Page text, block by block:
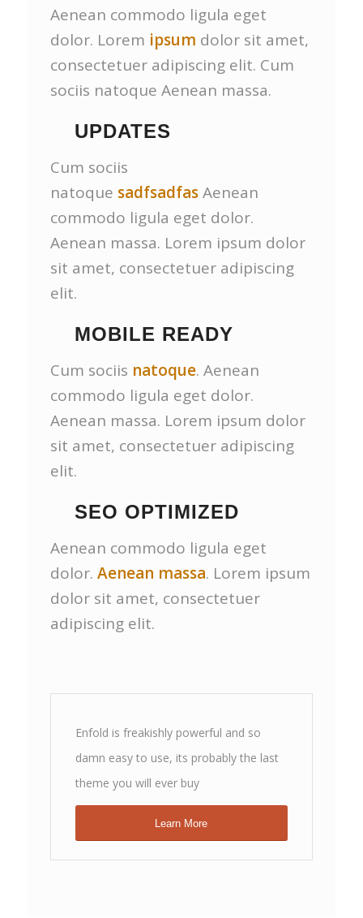
Aenean commodo ligula eget
dolor. Lorem ipsum dolor sit amet,
consectetuer adipiscing elit. Cum
sociis natoque Aenean massa.
UPDATES
Cum sociis
natoque sadfsadfasAenean
commodo ligula eget dolor.
Aenean massa. Lorem ipsum dolor
sit amet, consectetuer adipiscing
elit.
MOBILE READY
Cum sociis natoque. Aenean
commodo ligula eget dolor.
Aenean massa. Lorem ipsum dolor
sit amet, consectetuer adipiscing
elit.
SEO OPTIMIZED
Aenean commodo ligula eget
dolor.Aenean massa. Lorem ipsum
dolor sit amet, consectetuer
adipiscing elit.
Enfold is freakishly powerful and so
damn easy to use, its probably the last
theme you will ever buy
Learn More